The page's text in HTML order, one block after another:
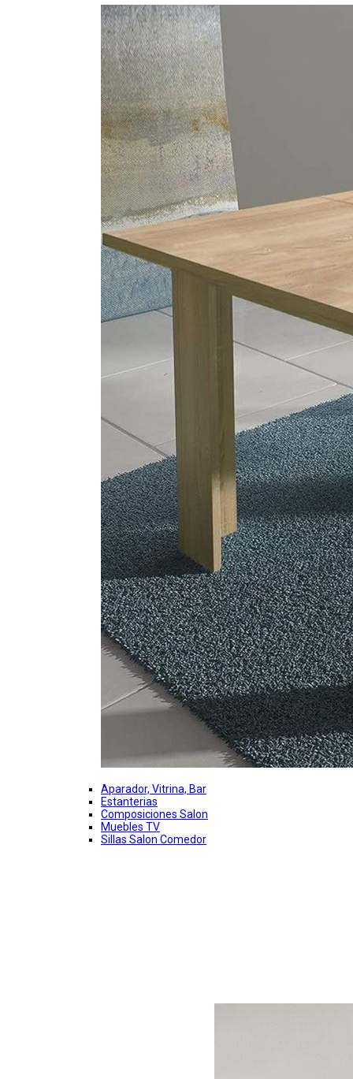
Aparador, Vitrina, Bar
Estanterias
Composiciones Salon
Muebles TV
Sillas Salon Comedor